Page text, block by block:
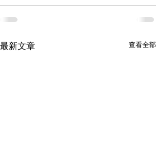
最新文章 查看全部